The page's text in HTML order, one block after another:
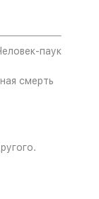
паук
смерть